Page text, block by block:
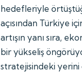
hedefleriyle
açısından Türkiye
artışın yanı sıra,
bir yükseliş
stratejisindeki